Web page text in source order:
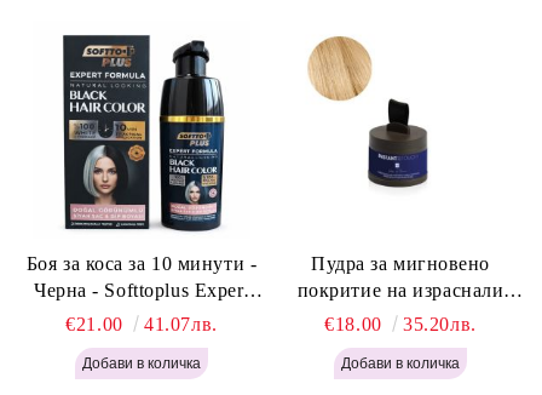
Боя за коса за 10 минути -
Черна - Softtoplus Expert
Woman Black 400мл
€21.00 41.07лв.
Пудра за мигновено
покритие на израснали
корени Светло Русо - Labor
Pro Instant Retouch Powder -
Light Blonde H646
€18.00 35.20лв.